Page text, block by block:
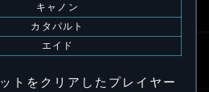
キャノン
カタパルト
エイド
トをクリアしたプレイヤー